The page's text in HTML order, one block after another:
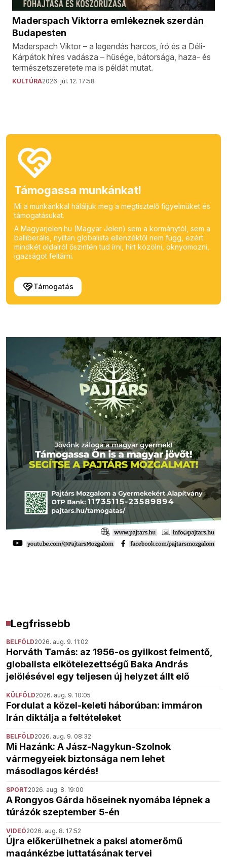
Maderspach Viktorra emlékeznek szerdán
Budapesten
Maderspach Viktor – a legendás harcos, író és a Déli-
Kárpátok híres vadásza – hűsége, bátorsága, haza- és
természetszeretete ma is példát mutat.
KULTÚRA2026. júl. 12. 17:58
Támogassa munkánkat!
Mi a munkánkkal háláljuk meg a megtisztelő figyelmüket és
támogatásukat.
A Magyarjelen.hu (Magyar Jelen) sem a kormánytól, sem a
balliberális, nyíltan globalista ellenzéktől nem függ, ezért
mindkét oldalról őszintén tud írni, hírt közölni, oknyomozni,
igazságot feltárni.
Támogatás
Legfrissebb
BELFÖLD2026. aug. 9. 11:02
Horváth Tamás: az 1956-os gyilkost felmentő,
globalista elkötelezettségű Baka András
jelölésével egy teljesen új helyzet állt elő
KÜLFÖLD2026. aug. 9. 10:05
Fordulat a közel-keleti háborúban: immáron
Irán diktálja a feltételeket
BELFÖLD2026. aug. 9. 08:32
Mi Hazánk: A Jász-Nagykun-Szolnok
vármegyeiek biztonsága nem lehet
másodlagos kérdés!
SPORT2026. aug. 8. 19:00
A Rongyos Gárda hőseinek nyomába lépnek a
túrázók szeptember 5-én
VIDEÓ2026. aug. 8. 17:52
Újra előkerülhetnek a paksi atomerőmű
magánkézbe juttatásának tervei